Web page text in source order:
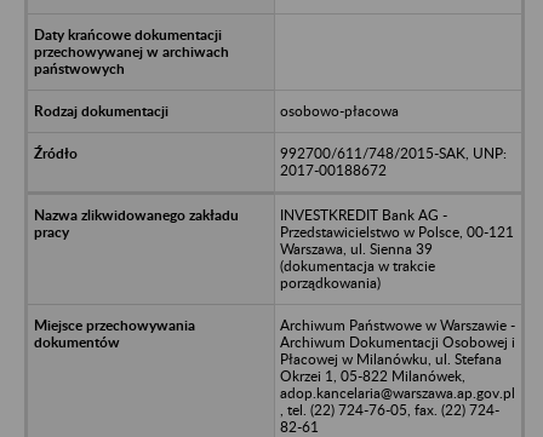
osobowo-płacowa
992700/611/748/2015-SAK, UNP:
2017-00188672
INVESTKREDIT Bank AG -
Przedstawicielstwo w Polsce, 00-121
Warszawa, ul. Sienna 39
(dokumentacja w trakcie
porządkowania)
Archiwum Państwowe w Warszawie -
Archiwum Dokumentacji Osobowej i
Płacowej w Milanówku, ul. Stefana
Okrzei 1, 05-822 Milanówek,
adop.kancelaria@warszawa.ap.gov.pl
, tel. (22) 724-76-05, fax. (22) 724-
82-61